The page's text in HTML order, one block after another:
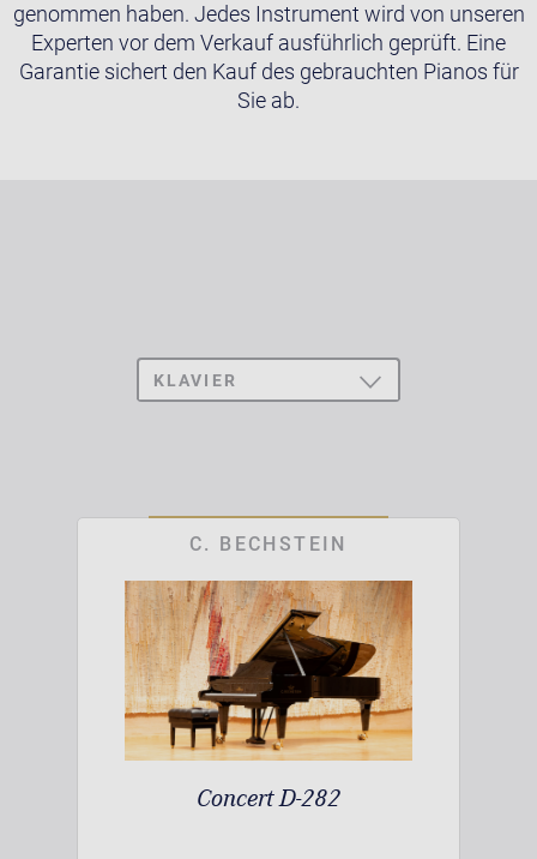
genommen haben. Jedes Instrument wird von unseren
Experten vor dem Verkauf ausführlich geprüft. Eine
Garantie sichert den Kauf des gebrauchten Pianos für
Sie ab.
KLAVIER
TOGGLE
DROPDOWN
C. BECHSTEIN
Concert D-282